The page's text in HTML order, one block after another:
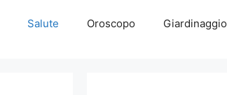
Salute Oroscopo Giardinaggio